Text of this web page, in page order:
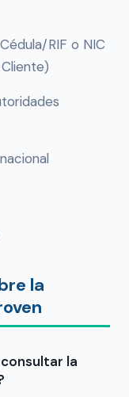
Cédula/RIF o NIC
la
la